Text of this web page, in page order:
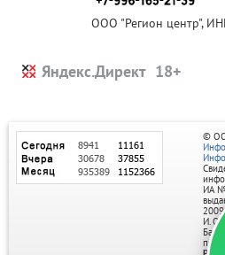
ООО "Регион центр",
Яндекс.Директ
©
ИА №
И. О.